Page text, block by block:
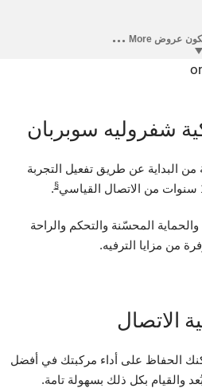
شفروليه سوبربان
من البداية عن طريق تفعيل التجربة
.
المحسّنة والتحكم والراحة
من مزايا الترفيه.
الاتصال
الحفاظ على أداء مركبتك في أفضل
والقيام بكل ذلك بسهولة تامة.